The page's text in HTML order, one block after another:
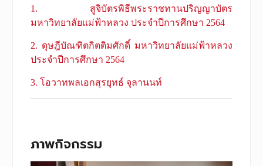
1. สูจิบัตรพิธีพระราชทานปริญญาบัตร
มหาวิทยาลัยแม่ฟ้าหลวง ประจำปีการศึกษา 2564
2. ดุษฎีบัณฑิตกิตติมศักดิ์ มหาวิทยาลัยแม่ฟ้าหลวง
ประจําปีการศึกษา 2564
3. โอวาทพลเอกสุรยุทธ์ จุลานนท์
ภาพกิจกรรม